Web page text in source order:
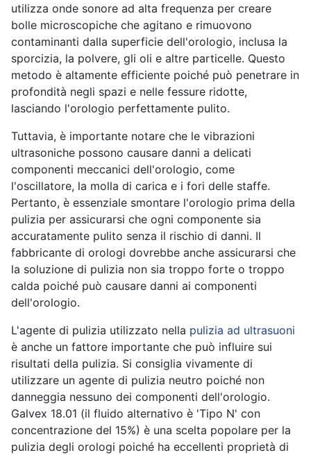
utilizza onde sonore ad alta frequenza per creare
bolle microscopiche che agitano e rimuovono
contaminanti dalla superficie dell'orologio, inclusa la
sporcizia, la polvere, gli oli e altre particelle. Questo
metodo è altamente efficiente poiché può penetrare in
profondità negli spazi e nelle fessure ridotte,
lasciando l'orologio perfettamente pulito.
Tuttavia, è importante notare che le vibrazioni
ultrasoniche possono causare danni a delicati
componenti meccanici dell'orologio, come
l'oscillatore, la molla di carica e i fori delle staffe.
Pertanto, è essenziale smontare l'orologio prima della
pulizia per assicurarsi che ogni componente sia
accuratamente pulito senza il rischio di danni. Il
fabbricante di orologi dovrebbe anche assicurarsi che
la soluzione di pulizia non sia troppo forte o troppo
calda poiché può causare danni ai componenti
dell'orologio.
L'agente di pulizia utilizzato nella pulizia ad ultrasuoni
è anche un fattore importante che può influire sui
risultati della pulizia. Si consiglia vivamente di
utilizzare un agente di pulizia neutro poiché non
danneggia nessuno dei componenti dell'orologio.
Galvex 18.01 (il fluido alternativo è 'Tipo N' con
concentrazione del 15%) è una scelta popolare per la
pulizia degli orologi poiché ha eccellenti proprietà di